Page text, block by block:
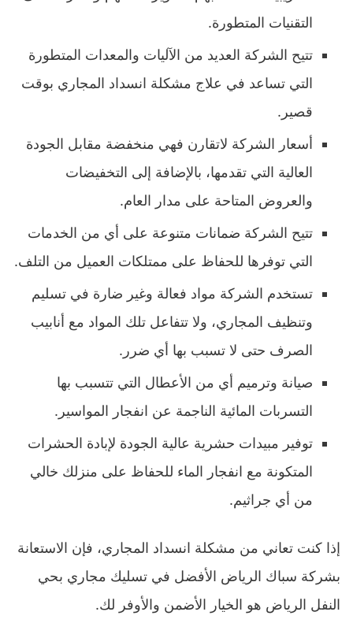
التقنيات المتطورة.
تتيح الشركة العديد من الآليات والمعدات المتطورة
التي تساعد في علاج مشكلة انسداد المجاري بوقت
قصير.
أسعار الشركة لاتقارن فهي منخفضة مقابل الجودة
العالية التي تقدمها، بالإضافة إلى التخفيضات
والعروض المتاحة على مدار العام.
تتيح الشركة ضمانات متنوعة على أي من الخدمات
التي توفرها للحفاظ على ممتلكات العميل من التلف.
تستخدم الشركة مواد فعالة وغير ضارة في تسليم
وتنظيف المجاري، ولا تتفاعل تلك المواد مع أنابيب
الصرف حتى لا تسبب بها أي ضرر.
صيانة وترميم أي من الأعطال التي تتسبب بها
التسربات المائية الناجمة عن انفجار المواسير.
توفير مبيدات حشرية عالية الجودة لإبادة الحشرات
المتكونة مع انفجار الماء للحفاظ على منزلك خالي
من أي جراثيم.
إذا كنت تعاني من مشكلة انسداد المجاري، فإن الاستعانة
بشركة سباك الرياض الأفضل في تسليك مجاري بحي
النفل الرياض هو الخيار الأضمن والأوفر لك.